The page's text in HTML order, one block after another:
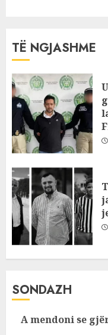
TË NGJASHME
SONDAZH
A mendoni se